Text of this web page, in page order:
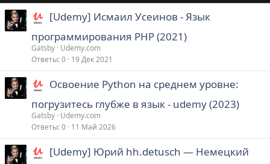
[Udemy] Исмаил Усеинов - Язык
программирования PHP (2021)
Gatsby Udemy.com
Ответы 0 19 Дек 2021
Освоение Python на среднем уровне:
погрузитесь глубже в язык - udemy (2023)
Gatsby Udemy.com
Ответы 0 11 Май 2026
[Udemy] Юрий hh.detusch ― Немецкий